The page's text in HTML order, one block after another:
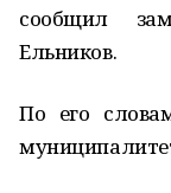
сообщил
Ельников.
По его